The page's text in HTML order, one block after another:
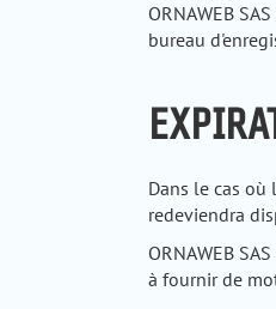
ORNAWEB
bureau
Dans le cas
redeviendra
ORNAWEB
à fournir de